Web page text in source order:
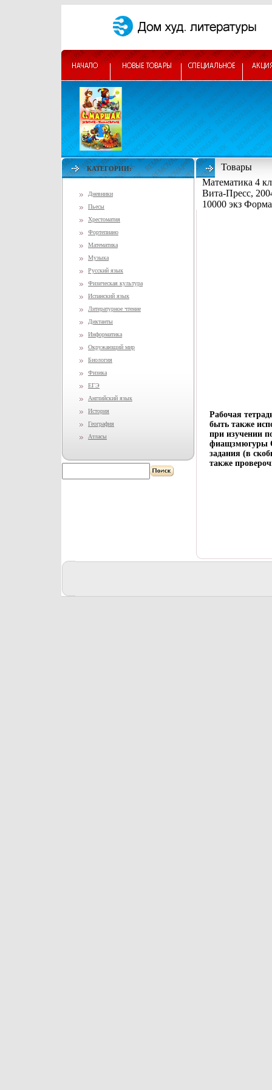
КАТЕГОРИИ:
Дневники
Пьесы
Хрестоматия
Фортепиано
Математика
Музыка
Русский язык
Физическая культура
Испанский язык
Литературное чтение
Диктанты
Информатика
Окружающий мир
Биология
Физика
ЕГЭ
Английский язык
История
География
Атласы
Товары
Математика 4
Вита-Пресс,
10000 экз
Рабочая
быть также
при изучении
фиащзмюгуры
задания (в
также